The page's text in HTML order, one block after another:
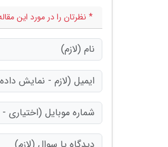
* نظرتان را در مورد این